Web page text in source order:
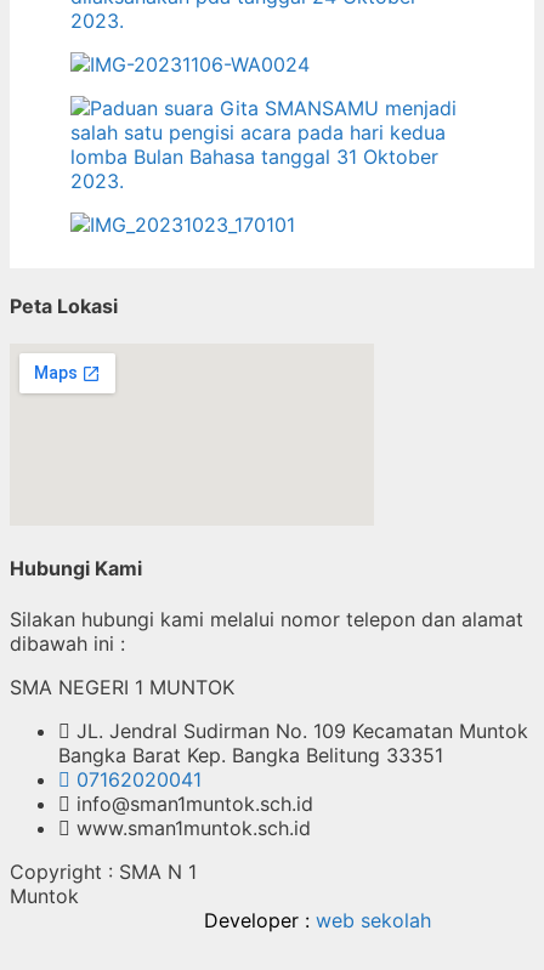
Peta Lokasi
Hubungi Kami
Silakan hubungi kami melalui nomor telepon dan alamat
dibawah ini :
SMA NEGERI 1 MUNTOK
JL. Jendral Sudirman No. 109 Kecamatan Muntok
Bangka Barat Kep. Bangka Belitung 33351
07162020041
info@sman1muntok.sch.id
www.sman1muntok.sch.id
Copyright : SMA N 1
Developer : web sekolah